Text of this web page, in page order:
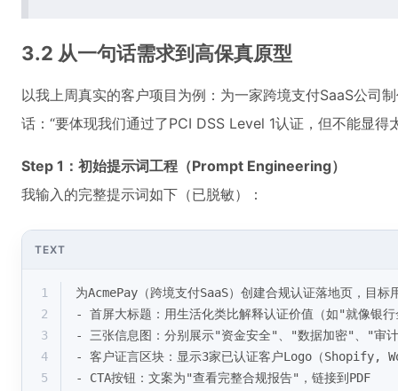
3.2 从一句话需求到高保真原型
以我上周真实的客户项目为例：为一家跨境支付SaaS公司
话：“要体现我们通过了PCI DSS Level 1认证，但不能显得
Step 1：初始提示词工程（Prompt Engineering）
我输入的完整提示词如下（已脱敏）：
TEXT
1
为AcmePay（跨境支付SaaS）创建合规认证落地页，
2
- 首屏大标题：用生活化类比解释认证价值（如"就像银
3
- 三张信息图：分别展示"资金安全"、"数据加密"、"审
4
- 客户证言区块：显示3家已认证客户Logo（Shopify,
5
- CTA按钮：文案为"查看完整合规报告"，链接到PDF